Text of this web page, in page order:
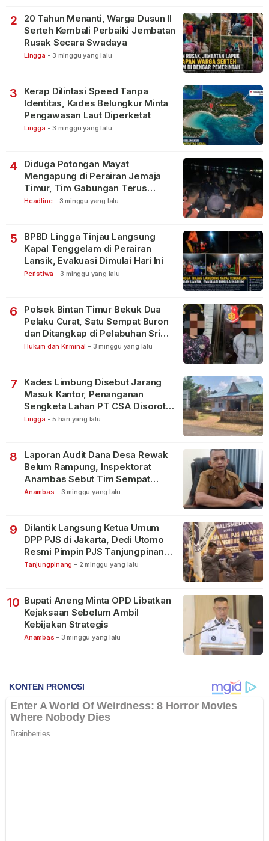
2
20 Tahun Menanti, Warga Dusun II
Serteh Kembali Perbaiki Jembatan
Rusak Secara Swadaya
Lingga - 3 minggu yang lalu
3
Kerap Dilintasi Speed Tanpa
Identitas, Kades Belungkur Minta
Pengawasan Laut Diperketat
Lingga - 3 minggu yang lalu
4
Diduga Potongan Mayat
Mengapung di Perairan Jemaja
Timur, Tim Gabungan Terus
Lakukan Pencarian
Headline - 3 minggu yang lalu
5
BPBD Lingga Tinjau Langsung
Kapal Tenggelam di Perairan
Lansik, Evakuasi Dimulai Hari Ini
Peristiwa - 3 minggu yang lalu
6
Polsek Bintan Timur Bekuk Dua
Pelaku Curat, Satu Sempat Buron
dan Ditangkap di Pelabuhan Sri
Bintan Pura
Hukum dan Kriminal - 3 minggu yang lalu
7
Kades Limbung Disebut Jarang
Masuk Kantor, Penanganan
Sengketa Lahan PT CSA Disorot
Warga
Lingga - 5 hari yang lalu
8
Laporan Audit Dana Desa Rewak
Belum Rampung, Inspektorat
Anambas Sebut Tim Sempat
Terbagi Tangani Kasus Lain
Anambas - 3 minggu yang lalu
9
Dilantik Langsung Ketua Umum
DPP PJS di Jakarta, Dedi Utomo
Resmi Pimpin PJS Tanjungpinang-
Bintan
Tanjungpinang - 2 minggu yang lalu
10 Bupati Aneng Minta OPD Libatkan
Kejaksaan Sebelum Ambil
Kebijakan Strategis
Anambas - 3 minggu yang lalu